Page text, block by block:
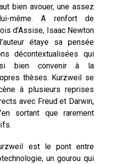
bien avouer, une assez
même. A renfort de
d’Assise, Isaac Newton
étaye sa pensée
décontextualisées qui
bien convenir à la
thèses. Kurzweil se
à plusieurs reprises
avec Freud et Darwin,
sortant que rarement
est le pont entre
un gourou qui